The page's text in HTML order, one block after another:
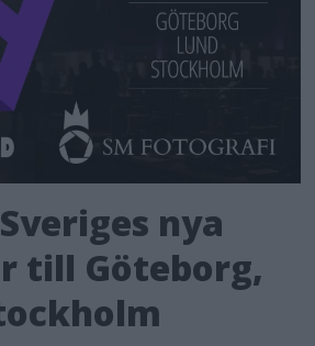
nya
till Göteborg,